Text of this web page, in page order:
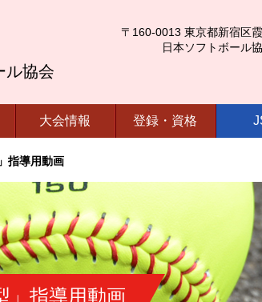
ル協会
〒160-0013 東京都新宿区
日本ソフトボール
大会情報 登録・資格
指導用動画
」指導用動画